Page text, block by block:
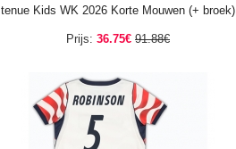
tenue Kids WK 2026 Korte Mouwen (+ broek)
Prijs: 36.75€ 91.88€